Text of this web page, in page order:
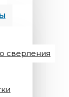
сверления